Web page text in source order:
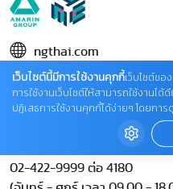
ngthai.com
บริษัท เอเอ็มอี อิมเมจิเนที
ในเครือ บริษัท อมรินทร์ คอร์เ
ติดต่อแจ้งปัญหาหรือร้องเรียน
02-422-9999 ต่อ 4180
เว็บไซต์นี้มีการใช้งานคุกกี้เว็บไซต์ขอ
การใช้งานเว็บไซต์ให้สามารถใช้งาน
ปฏิเสธการใช้งานคุกกี้ได้ง่ายๆ โดยกา